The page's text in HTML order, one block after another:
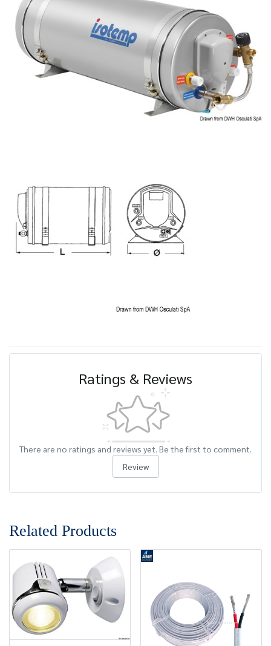
Ratings & Reviews
There are no ratings and reviews yet. Be the first to comment.
Review
Related Products